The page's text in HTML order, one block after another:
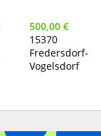
500,00 €
15370
Fredersdorf-
Vogelsdorf